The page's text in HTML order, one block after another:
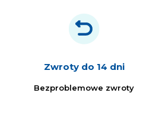
Zwroty do 14 dni
Bezproblemowe zwroty